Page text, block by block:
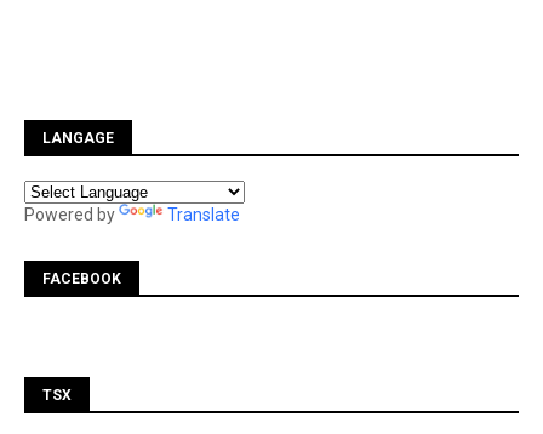
LANGAGE
Powered by Translate
FACEBOOK
TSX